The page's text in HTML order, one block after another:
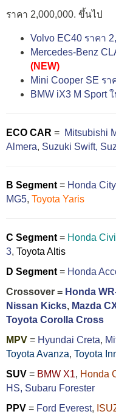
ราคา 2,000,000. ขึ้นไป
Volvo EC40 ราคา
Mercedes-Benz
(NEW)
Mini Cooper SE รา
BMW iX3 M Sport
ECO CAR = Mitsubishi
Almera, Suzuki Swift,
B Segment = Honda City
MG5, Toyota Yaris
C Segment= Honda
3, Toyota Altis
D Segment= Honda
Crossover = Honda
Nissan Kicks, Mazda
Toyota Corolla Cross
MPV = Hyundai Creta,
Toyota Avanza, Toyota
SUV = BMW X1, Honda
HS, Subaru Forester
PPV = Ford Everest,